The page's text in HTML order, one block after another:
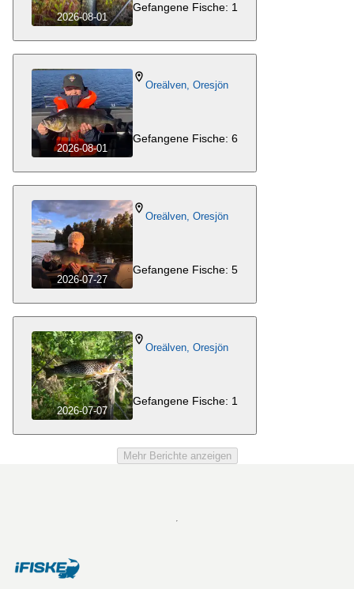
2026-08-01
Gefangene Fische: 1
2026-08-01
Oreälven, Oresjön
Gefangene Fische: 6
2026-07-27
Oreälven, Oresjön
Gefangene Fische: 5
2026-07-07
Oreälven, Oresjön
Gefangene Fische: 1
Mehr Berichte anzeigen